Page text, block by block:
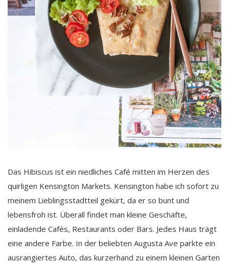
Das Hibiscus ist ein niedliches Café mitten im Herzen des
quirligen Kensington Markets. Kensington habe ich sofort zu
meinem Lieblingsstadtteil gekürt, da er so bunt und
lebensfroh ist. Überall findet man kleine Geschäfte,
einladende Cafés, Restaurants oder Bars. Jedes Haus trägt
eine andere Farbe. In der beliebten Augusta Ave parkte ein
ausrangiertes Auto, das kurzerhand zu einem kleinen Garten